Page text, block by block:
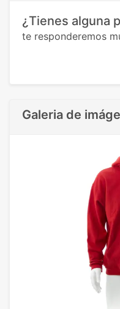
¿Tienes alguna
te responderemos
Galeria de